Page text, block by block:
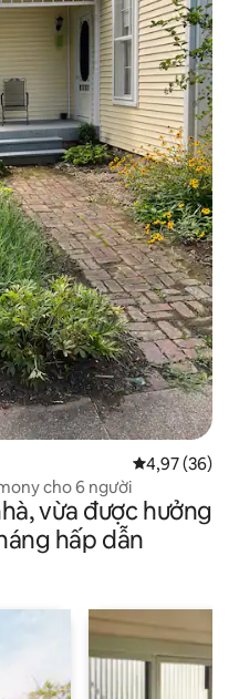
Xếp hạng
4,97 (36)
cho 6 người
vừa được hưởng
hấp dẫn